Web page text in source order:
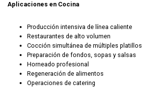
Aplicaciones en Cocina
Producción intensiva de línea caliente
Restaurantes de alto volumen
Cocción simultánea de múltiples platillos
Preparación de fondos, sopas y salsas
Horneado profesional
Regeneración de alimentos
Operaciones de catering